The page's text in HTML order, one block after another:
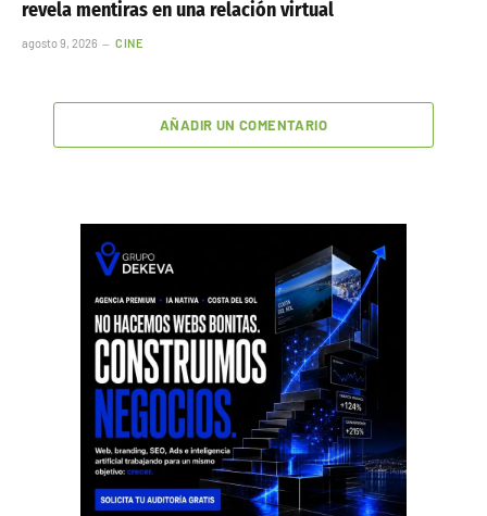
revela mentiras en una relación virtual
agosto 9, 2026 CINE
AÑADIR UN COMENTARIO